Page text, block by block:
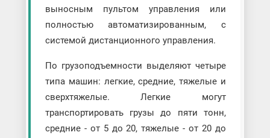
выносным пультом управления или
полностью автоматизированным, с
системой дистанционного управления.
По грузоподъемности выделяют четыре
типа машин: легкие, средние, тяжелые и
сверхтяжелые. Легкие могут
транспортировать грузы до пяти тонн,
средние - от 5 до 20, тяжелые - от 20 до